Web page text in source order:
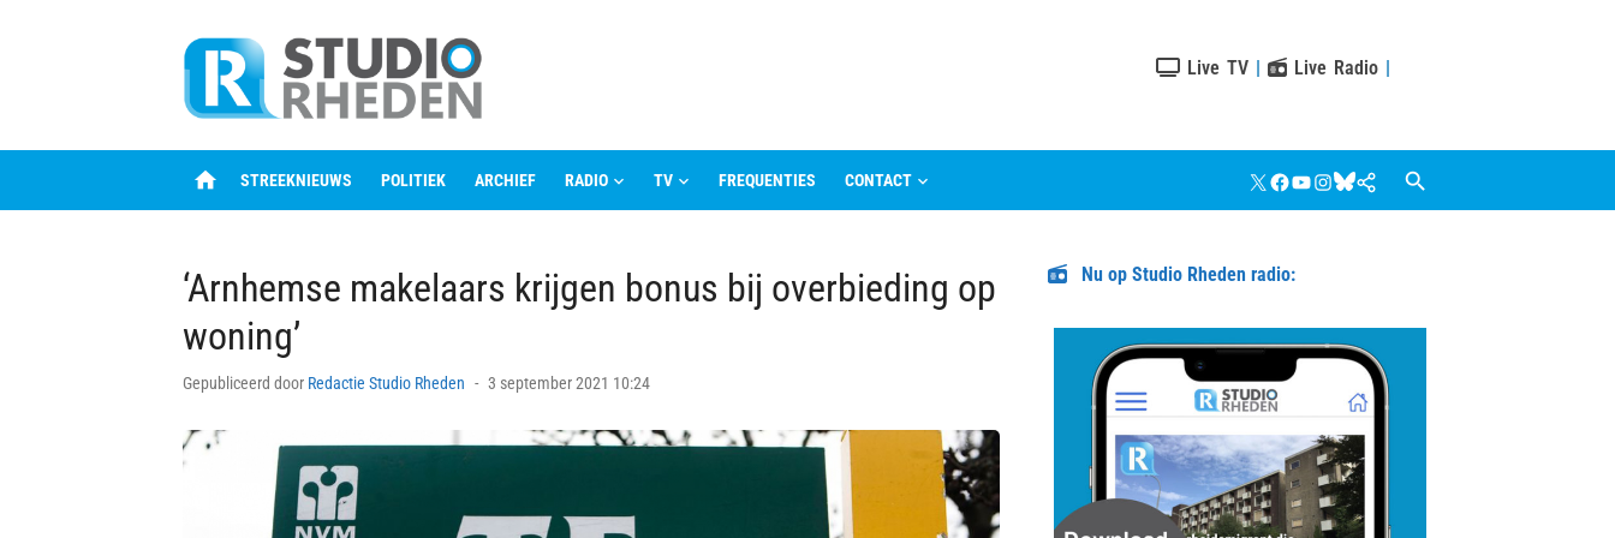
Live TV | Live Radio |
home STREEKNIEUWS POLITIEK ARCHIEF RADIO TV FREQUENTIES CONTACT X Facebook
YouTube
Instagram
Bluesky
Google
Nieuws
‘Arnhemse makelaars krijgen bonus bij overbieding op
woning’
Gepubliceerd door Redactie Studio Rheden
Posted
3 september 2021 10:24
Nu op Studio Rheden radio: